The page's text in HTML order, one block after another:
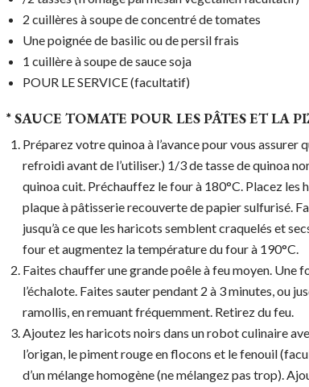
2 cuillères à soupe de concentré de tomates
Une poignée de basilic ou de persil frais
1 cuillère à soupe de sauce soja
POUR LE SERVICE (facultatif)
* SAUCE TOMATE POUR LES PÂTES ET LA
Préparez votre quinoa à l’avance pour vous assurer
refroidi avant de l’utiliser.) 1/3 de tasse de quinoa
quinoa cuit. Préchauffez le four à 180°C. Placez les
plaque à pâtisserie recouverte de papier sulfurisé.
jusqu’à ce que les haricots semblent craquelés et
four et augmentez la température du four à 190°C.
Faites chauffer une grande poêle à feu moyen. Une
l’échalote. Faites sauter pendant 2 à 3 minutes, ou
ramollis, en remuant fréquemment. Retirez du feu.
Ajoutez les haricots noirs dans un robot culinaire
l’origan, le piment rouge en flocons et le fenouil
d’un mélange homogène (ne mélangez pas trop).